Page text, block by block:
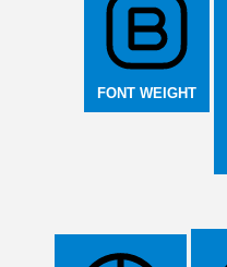
FONT WEIGHT